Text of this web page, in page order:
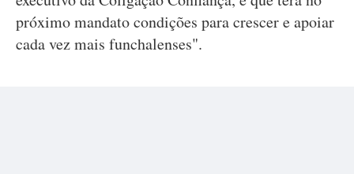
próximo mandato condições para crescer e apoiar
cada vez mais funchalenses".